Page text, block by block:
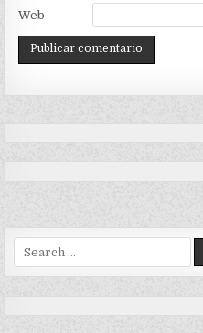
Web
Search
for: